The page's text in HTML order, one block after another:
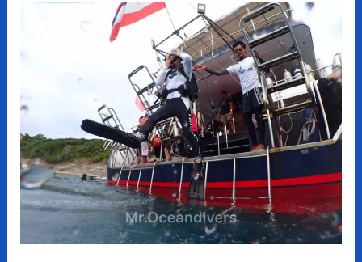
切
た
透
明
度
ラ
チ
ャ